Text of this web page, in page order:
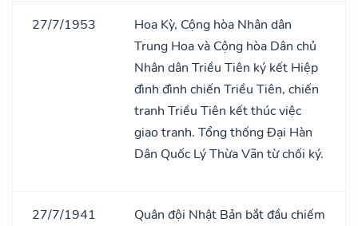
27/7/1953
Hoa Kỳ, Cộng hòa Nhân dân
Trung Hoa và Cộng hòa Dân chủ
Nhân dân Triều Tiên ký kết Hiệp
đình đình chiến Triều Tiên, chiến
tranh Triều Tiên kết thúc việc
giao tranh. Tổng thống Đại Hàn
Dân Quốc Lý Thừa Vãn từ chối ký.
27/7/1941
Quân đội Nhật Bản bắt đầu chiếm